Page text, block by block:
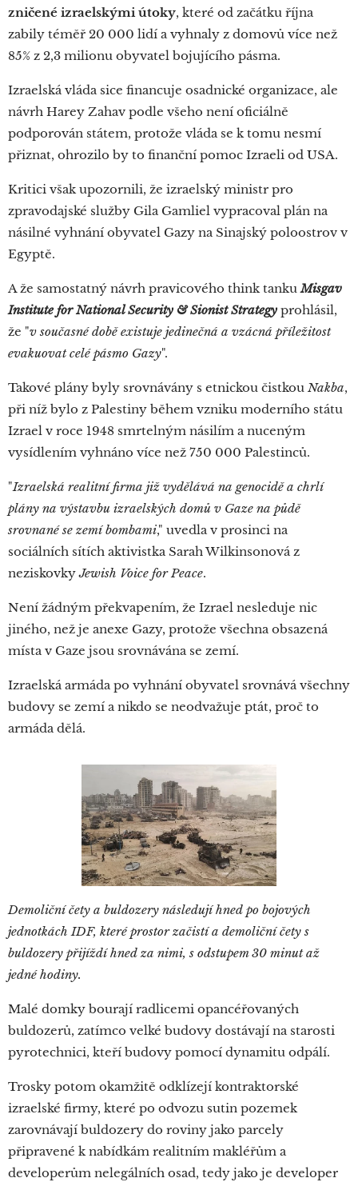
zničené izraelskými útoky, které od začátku října
zabily téměř 20 000 lidí a vyhnaly z domovů více než
85% z 2,3 milionu obyvatel bojujícího pásma.
Izraelská vláda sice financuje osadnické organizace, ale
návrh Harey Zahav podle všeho není oficiálně
podporován státem, protože vláda se k tomu nesmí
přiznat, ohrozilo by to finanční pomoc Izraeli od USA.
Kritici však upozornili, že izraelský ministr pro
zpravodajské služby Gila Gamliel vypracoval plán na
násilné vyhnání obyvatel Gazy na Sinajský poloostrov v
Egyptě.
A že samostatný návrh pravicového think tankuMisgav
Institute for National Security & Sionist Strategy prohlásil,
že "v současné době existuje jedinečná a vzácná příležitost
evakuovat celé pásmo Gazy".
Takové plány byly srovnávány s etnickou čistkou Nakba,
při níž bylo z Palestiny během vzniku moderního státu
Izrael v roce 1948 smrtelným násilím a nuceným
vysídlením vyhnáno více než 750 000 Palestinců.
"Izraelská realitní firma již vydělává na genocidě a chrlí
plány na výstavbu izraelských domů v Gaze na půdě
srovnané se zemí bombami," uvedla v prosinci na
sociálních sítích aktivistka Sarah Wilkinsonová z
neziskovkyJewish Voice for Peace.
Není žádným překvapením, že Izrael nesleduje nic
jiného, než je anexe Gazy, protože všechna obsazená
místa v Gaze jsou srovnávána se zemí.
Izraelská armáda po vyhnání obyvatel srovnává všechny
budovy se zemí a nikdo se neodvažuje ptát, proč to
armáda dělá.
Demoliční čety a buldozery následují hned po bojových
jednotkách IDF, které prostor začistí a demoliční čety s
buldozery přijíždí hned za nimi, s odstupem 30 minut až
jedné hodiny.
Malé domky bourají radlicemi opancéřovaných
buldozerů, zatímco velké budovy dostávají na starosti
pyrotechnici, kteří budovy pomocí dynamitu odpálí.
Trosky potom okamžitě odklízejí kontraktorské
izraelské firmy, které po odvozu sutin pozemek
zarovnávají buldozery do roviny jako parcely
připravené k nabídkám realitním makléřům a
developerům nelegálních osad, tedy jako je developer